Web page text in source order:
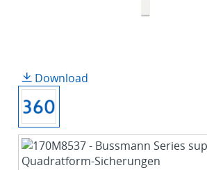
Download